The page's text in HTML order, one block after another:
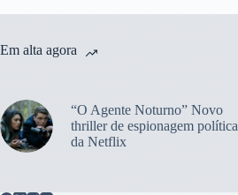
Em alta agora
“O Agente Noturno” Novo
thriller de espionagem política
da Netflix